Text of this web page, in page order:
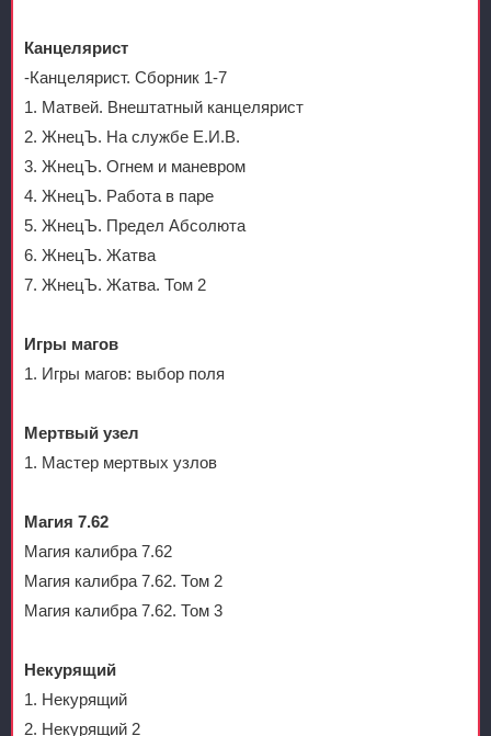
Канцелярист
-Канцелярист. Сборник 1-7
1. Матвей. Внештатный канцелярист
2. ЖнецЪ. На службе Е.И.В.
3. ЖнецЪ. Огнем и маневром
4. ЖнецЪ. Работа в паре
5. ЖнецЪ. Предел Абсолюта
6. ЖнецЪ. Жатва
7. ЖнецЪ. Жатва. Том 2
Игры магов
1. Игры магов: выбор поля
Мертвый узел
1. Мастер мертвых узлов
Магия 7.62
Магия калибра 7.62
Магия калибра 7.62. Том 2
Магия калибра 7.62. Том 3
Некурящий
1. Некурящий
2. Некурящий 2